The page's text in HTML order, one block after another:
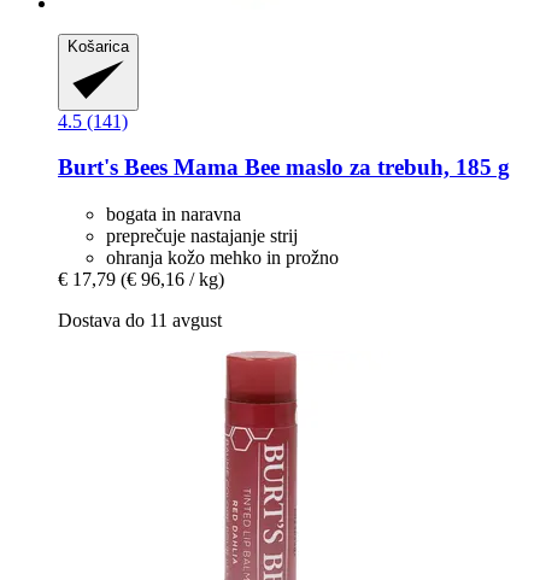
Košarica
4.5 (141)
Burt's Bees Mama Bee maslo za trebuh, 185 g
bogata in naravna
preprečuje nastajanje strij
ohranja kožo mehko in prožno
€ 17,79 (€ 96,16 / kg)
Dostava do 11 avgust